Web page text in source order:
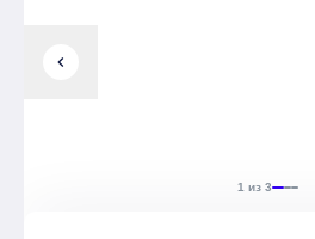
chevron_left
1 из 3